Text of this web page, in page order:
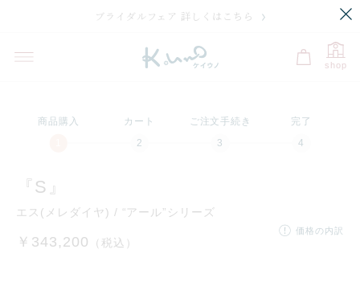
ブライダルフェア 詳しくはこちら
shop
商品購入 カート ご注文手続き 完了
『S』
エス(メレダイヤ) / “アール”シリーズ
￥343,200 （税込）
価格の内訳